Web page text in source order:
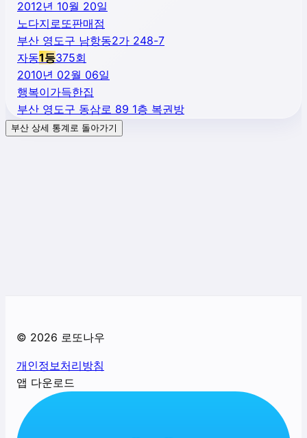
2012년 10월 20일
노다지로또판매점
부산 영도구 남항동2가 248-7
자동1등375회
2010년 02월 06일
행복이가득한집
부산 영도구 동삼로 89 1층 복권방
부산 상세 통계로 돌아가기
© 2026 로또나우
개인정보처리방침
앱 다운로드